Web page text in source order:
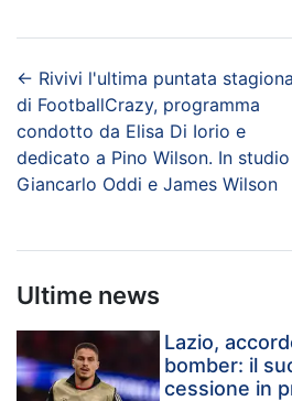
← Rivivi l'ultima puntata
di FootballCrazy, programma
condotto da Elisa Di Iorio e
dedicato a Pino Wilson. In studio
Giancarlo Oddi e James Wilson
Ultime news
Lazio,
bomber: il
cessione in